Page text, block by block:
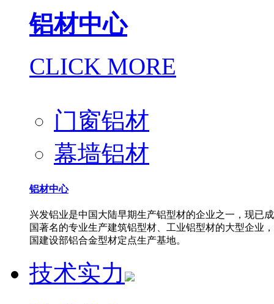
铝材中心
CLICK MORE
门窗铝材
幕墙铝材
铝材中心
兴发铝业是中国大陆早期生产铝型材的企业之一，现已
国著名的专业生产建筑铝型材、工业铝型材的大型企业
国建设部铝合金型材定点生产基地。
技术实力